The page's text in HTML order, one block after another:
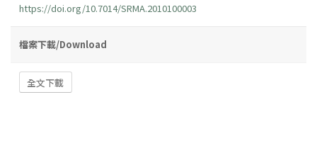
https://doi.org/10.7014/SRMA.2010100003
檔案下載/Download
全文下載